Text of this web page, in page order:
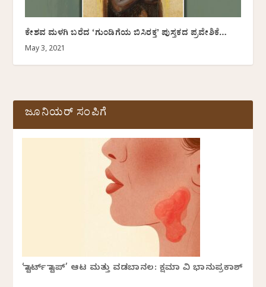
ಕೇಶವ ಮಳಗಿ ಬರೆದ ‘ಗುಂಡಿಗೆಯ ಬಿಸಿರಕ್ತʼ ಪುಸ್ತಕದ ಪ್ರವೇಶಿಕೆ…
May 3, 2021
ಜೂನಿಯರ್ ಸಂಪಿಗೆ
‘ಸ್ಟಾರ್ಟ್ ಸ್ಟಾಪ್’ ಆಟ ಮತ್ತು ವಡಬಾನಲ: ಕ್ಷಮಾ ವಿ ಭಾನುಪ್ರಕಾಶ್